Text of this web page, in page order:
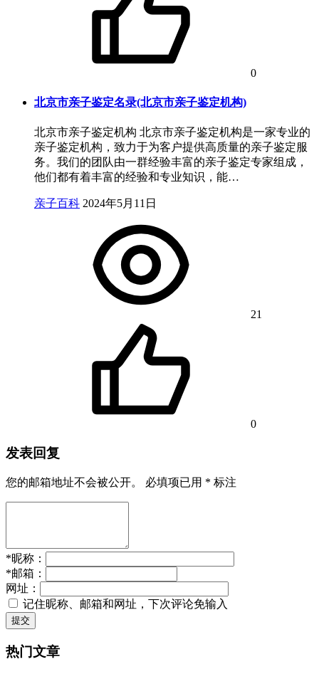
0
北京市亲子鉴定名录(北京市亲子鉴定机构)
北京市亲子鉴定机构 北京市亲子鉴定机构是一家专业的
亲子鉴定机构，致力于为客户提供高质量的亲子鉴定服
务。我们的团队由一群经验丰富的亲子鉴定专家组成，
他们都有着丰富的经验和专业知识，能…
亲子百科 2024年5月11日
21
0
发表回复
您的邮箱地址不会被公开。 必填项已用 * 标注
*昵称：
*邮箱：
网址：
记住昵称、邮箱和网址，下次评论免输入
提交
热门文章